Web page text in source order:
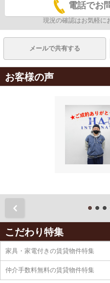
電話でお
現況の確認はお気軽に
メールで共有する
お客様の声
こだわり特集
家具・家電付きの賃貸物件特集
仲介手数料無料の賃貸物件特集